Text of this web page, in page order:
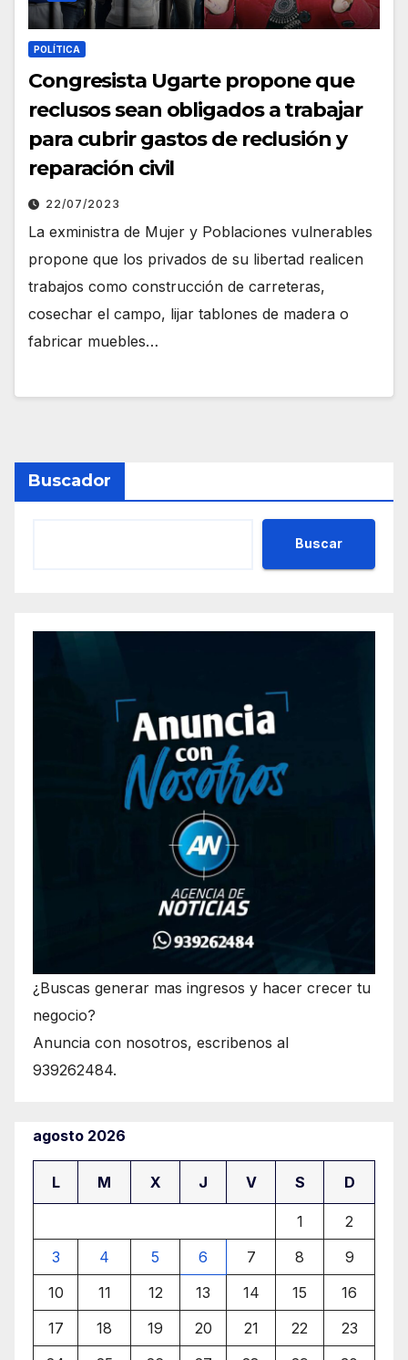
POLÍTICA
Congresista Ugarte propone que
reclusos sean obligados a trabajar
para cubrir gastos de reclusión y
reparación civil
22/07/2023
La exministra de Mujer y Poblaciones vulnerables
propone que los privados de su libertad realicen
trabajos como construcción de carreteras,
cosechar el campo, lijar tablones de madera o
fabricar muebles…
Buscador
Buscar
¿Buscas generar mas ingresos y hacer crecer tu
negocio?
Anuncia con nosotros, escribenos al
939262484.
agosto 2026
L M X J V S D
1
2
3
4 5 6 7 8
9
10
11 12 13 14 15
16
17
18 19 20 21 22
23